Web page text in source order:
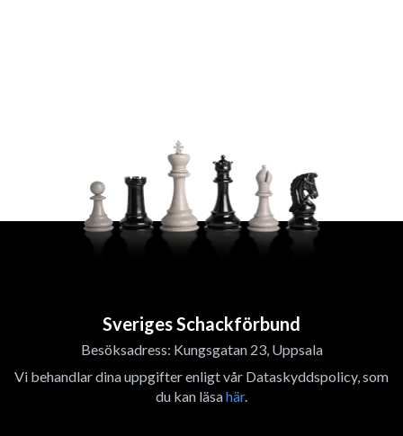
Sveriges Schackförbund
Besöksadress: Kungsgatan 23, Uppsala
Vi behandlar dina uppgifter enligt vår Dataskyddspolicy, som
du kan läsahär.